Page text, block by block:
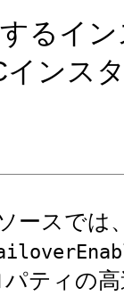
るイ
インス
ースでは
ティの